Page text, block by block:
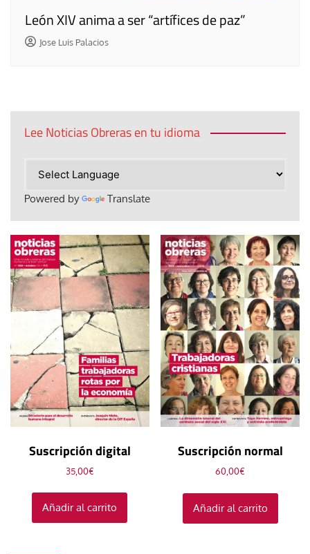
León XIV anima a ser “artífices de paz”
Jose Luis Palacios
Lee Noticias Obreras en tu idioma
Powered by Translate
Suscripción digital
35,00€
Añadir al carrito
Suscripción normal
60,00€
Añadir al carrito